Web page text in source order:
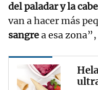
del paladar y la
van a hacer más
sangrea esa